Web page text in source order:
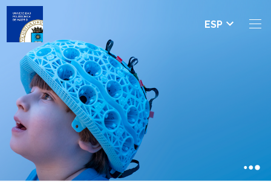
Seleccio
ESP